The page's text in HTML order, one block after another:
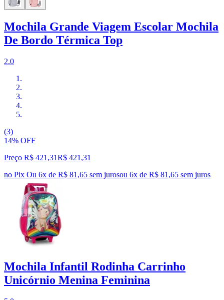
Mochila Grande Viagem Escolar Mochila
De Bordo Térmica Top
2.0
(3)
14% OFF
Preço R$ 421,31R$ 421 ,31
no Pix Ou 6x de R$ 81,65 sem jurosou 6x de R$ 81,65 sem juros
Mochila Infantil Rodinha Carrinho
Unicórnio Menina Feminina